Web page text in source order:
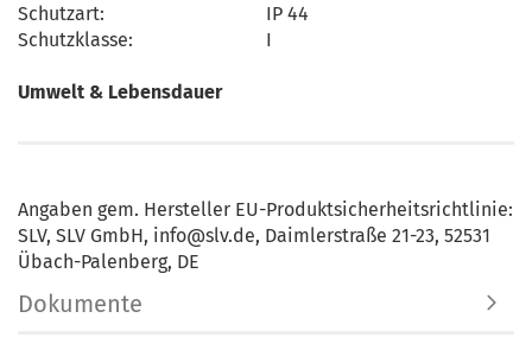
Schutzart:
IP 44
Schutzklasse:
I
Umwelt & Lebensdauer
Angaben gem. Hersteller EU-Produktsicherheitsrichtlinie:
SLV, SLV GmbH, info@slv.de, Daimlerstraße 21-23, 52531
Übach-Palenberg, DE
Dokumente